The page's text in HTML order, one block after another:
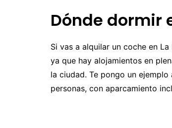
Madrid
Guatemala
Nicaragua
Panamá
Dónde dormir
Si vas a alquilar un coche en La
ya que hay alojamientos en
la ciudad. Te pongo un
personas, con aparcamiento